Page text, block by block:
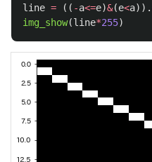
line = (( -a<=e)&(e<a)).
img_show(line*255)